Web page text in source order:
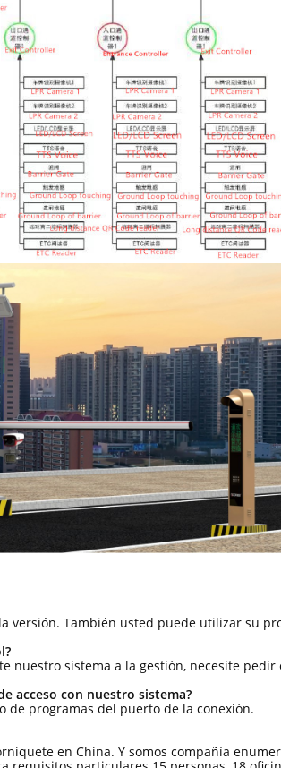
versión. También usted puede utilizar su
nuestro sistema a la gestión, necesite
acceso con nuestro sistema?
de programas del puerto de la conexión.
en China. Y somos compañía